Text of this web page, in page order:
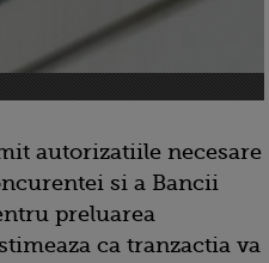
autorizatiile necesare
si a Bancii
preluarea
ca tranzactia va